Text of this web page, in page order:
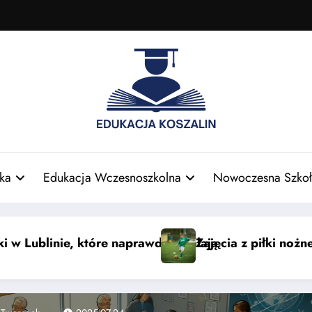
Edukacja Wczesnoszkolna Nowoczesna
dla dzieci — nauka i zabawaSmaki świata: azjatyckie